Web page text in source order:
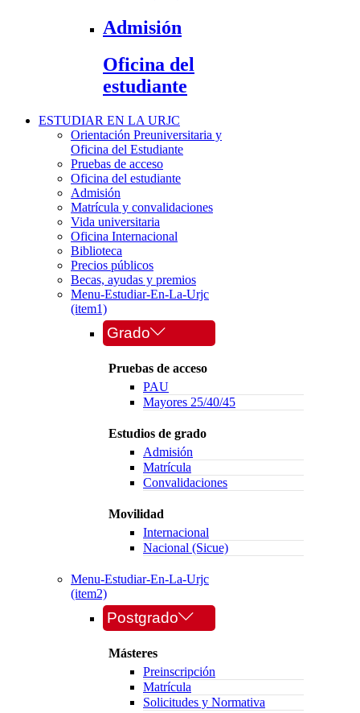
Admisión
Oficina del
estudiante
ESTUDIAR EN LA URJC
Orientación Preuniversitaria y
Oficina del Estudiante
Pruebas de acceso
Oficina del estudiante
Admisión
Matrícula y convalidaciones
Vida universitaria
Oficina Internacional
Biblioteca
Precios públicos
Becas, ayudas y premios
Menu-Estudiar-En-La-Urjc
(item1)
Grado
Pruebas de acceso
PAU
Mayores 25/40/45
Estudios de grado
Admisión
Matrícula
Convalidaciones
Movilidad
Internacional
Nacional (Sicue)
Menu-Estudiar-En-La-Urjc
(item2)
Postgrado
Másteres
Preinscripción
Matrícula
Solicitudes y Normativa